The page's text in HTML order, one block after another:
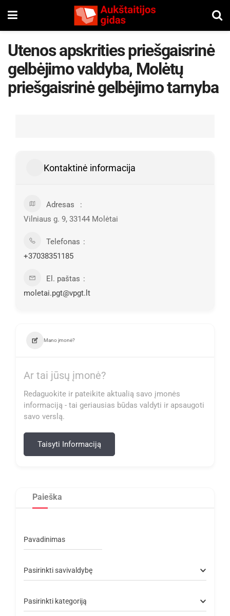
Utenos apskrities priešgaisrinė
gelbėjimo valdyba, Molėtų
priešgaisrinė gelbėjimo tarnyba
Kontaktinė informacija
Adresas
Vilniaus g. 9, 33144 Molėtai
Telefonas
+37038351185
El. paštas
moletai.pgt@vpgt.lt
Mano įmonė?
Ar tai jūsų įmonė?
Redaguokite ir pateikite aktualią savo įmonės
informaciją - tai geriausias būdas valdyti ir apsaugoti
savo verslą.
Taisyti Informaciją
Paieška
Pavadinimas
Pasirinkti savivaldybę
Pasirinkti kategoriją